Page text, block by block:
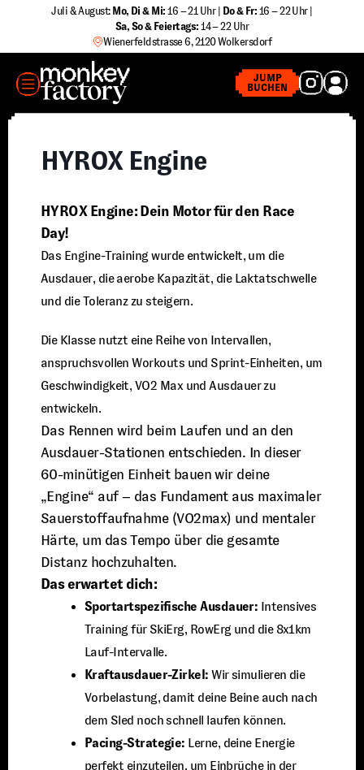
springen
Juli & August: Mo, Di & Mi: 16 – 21 Uhr | Do & Fr: 16 – 22 Uhr |
Sa, So & Feiertags: 14 – 22 Uhr
Wienerfeldstrasse 6, 2120 Wolkersdorf
JUMP
BUCHEN
MENÜ
HYROX Engine
HYROX Engine: Dein Motor für den Race
Day!
Das Engine-Training wurde entwickelt, um die
Ausdauer, die aerobe Kapazität, die Laktatschwelle
und die Toleranz zu steigern.
Die Klasse nutzt eine Reihe von Intervallen,
anspruchsvollen Workouts und Sprint-Einheiten, um
Geschwindigkeit, VO2 Max und Ausdauer zu
entwickeln.
Das Rennen wird beim Laufen und an den
Ausdauer-Stationen entschieden. In dieser
60-minütigen Einheit bauen wir deine
„Engine“ auf – das Fundament aus maximaler
Sauerstoffaufnahme (VO2max) und mentaler
Härte, um das Tempo über die gesamte
Distanz hochzuhalten.
Das erwartet dich:
Sportartspezifische Ausdauer: Intensives
Training für SkiErg, RowErg und die 8x1km
Lauf-Intervalle.
Kraftausdauer-Zirkel: Wir simulieren die
Vorbelastung, damit deine Beine auch nach
dem Sled noch schnell laufen können.
Pacing-Strategie: Lerne, deine Energie
perfekt einzuteilen, um Einbrüche in der